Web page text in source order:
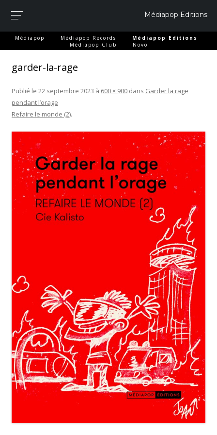
Médiapop Médiapop Records Médiapop Editions
Médiapop Club Novo
garder-la-rage
Publié le 22 septembre 2023 à 600 × 900 dans Garder la rage
pendant l’orage
Refaire le monde (2).
Médiapop Editions